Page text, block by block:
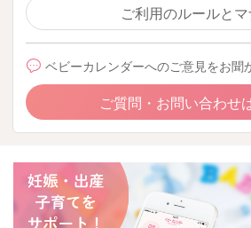
ご利用のルールと
ベビーカレンダーへのご意見をお聞
ご質問・お問い合わせ